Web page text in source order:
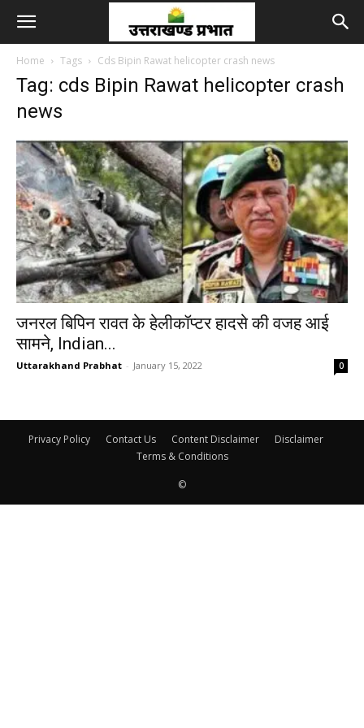
Home Tags Cds Bipin Rawat helicopter crash news
Tag: cds Bipin Rawat helicopter crash
news
जनरल बिपिन रावत के हेलीकॉप्टर हादसे की वजह आई
सामने, Indian...
Uttarakhand Prabhat - January 15, 2022 0
Privacy Policy Contact Us Content Disclaimer
Disclaimer
Terms & Conditions
©